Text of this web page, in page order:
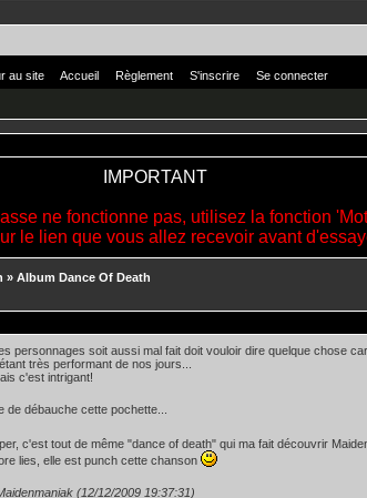
au site Accueil Règlement S'inscrire Se connecter
IMPORTANT
ne fonctionne pas, utilisez la fonction
le lien que vous allez recevoir avant
» Album Dance Of Death
personnages soit aussi mal fait doit vouloir dire quelque chose
très performant de nos jours...
c'est intrigant!
de débauche cette pochette...
c'est tout de même "dance of death" qui ma fait découvrir
lies, elle est punch cette chanson
(12/12/2009 19:37:31)